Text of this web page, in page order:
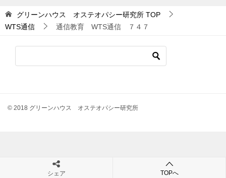
グリーンハウス オステオパシー研究所 TOP
WTS通信
通信教育 WTS通信 ７４７
© 2018 グリーンハウス オステオパシー研究所
シェア TOPへ